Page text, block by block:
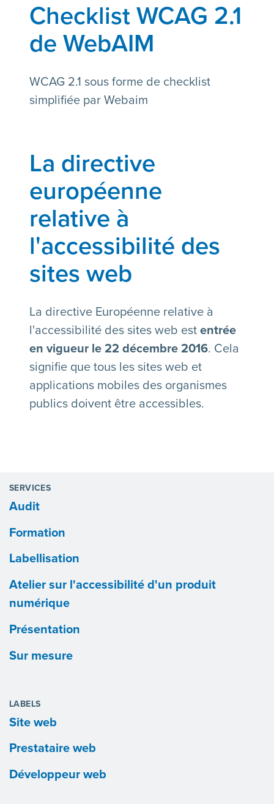
Checklist WCAG 2.1
de WebAIM
WCAG 2.1 sous forme de checklist
simplifiée par Webaim
La directive
européenne
relative à
l'accessibilité des
sites web
La directive Européenne relative à
l'accessibilité des sites web est entrée
en vigueur le 22 décembre 2016. Cela
signifie que tous les sites web et
applications mobiles des organismes
publics doivent être accessibles.
SERVICES
Audit
Formation
Labellisation
Atelier sur l'accessibilité d'un produit
numérique
Présentation
Sur mesure
LABELS
Site web
Prestataire web
Développeur web